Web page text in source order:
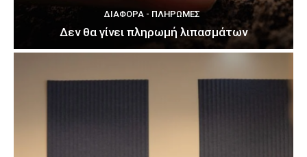
ΔΙΆΦΟΡΑ - ΠΛΗΡΩΜΈΣ
Δεν θα γίνει πληρωμή λιπασμάτων